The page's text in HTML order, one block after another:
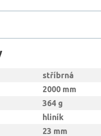
stříbrná
2000 mm
364 g
hliník
23 mm